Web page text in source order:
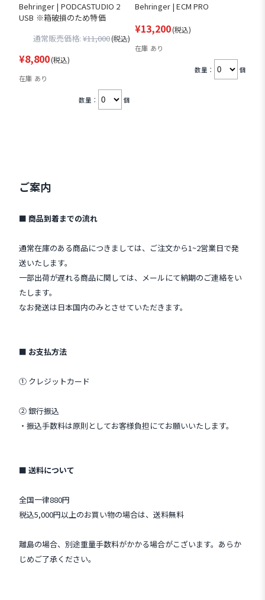
Behringer | PODCASTUDIO 2
USB ※箱破損のため特価
通常販売価格: ¥11,000(税込)
¥8,800(税込)
在庫 あり
数量： 個
Behringer | ECM PRO
¥13,200(税込)
在庫 あり
数量： 個
ご案内
■ 商品到着までの流れ
通常在庫のある商品につきましては、ご注文から1~2営業日で発
送いたします。
一部出荷が遅れる商品に関しては、メールにて納期のご連絡をい
たします。
なお発送は日本国内のみとさせていただきます。
■ お支払方法
① クレジットカード
② 銀行振込
・振込手数料は原則としてお客様負担にてお願いいたします。
■ 送料について
全国一律880円
税込5,000円以上のお買い物の場合は、送料無料
離島の場合、別途重量手数料がかかる場合がこざいます。あらか
じめご了承ください。